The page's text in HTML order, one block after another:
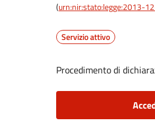
(urn:nir:stato:legge:2013-
Servizio attivo
Procedimento di